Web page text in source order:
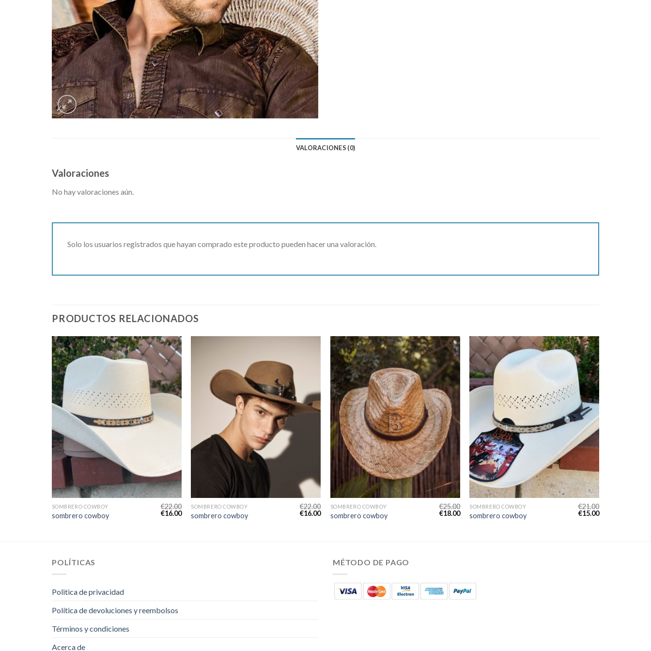
VALORACIONES (0)
Valoraciones
No hay valoraciones aún.
Solo los usuarios registrados que hayan comprado este producto pueden hacer una valoración.
PRODUCTOS RELACIONADOS
SOMBRERO COWBOY
sombrero cowboy
€22.00
€16.00
SOMBRERO COWBOY
sombrero cowboy
€22.00
€16.00
SOMBRERO COWBOY
sombrero cowboy
€25.00
€18.00
SOMBRERO COWBOY
sombrero cowboy
€21.00
€15.00
POLÍTICAS
Politica de privacidad
Política de devoluciones y reembolsos
Términos y condiciones
Acerca de
MÉTODO DE PAGO